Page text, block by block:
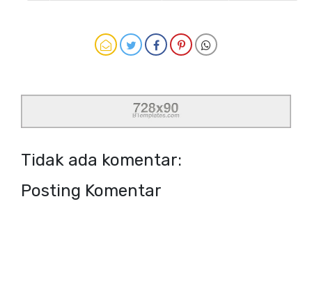
Tidak ada komentar:
Posting Komentar